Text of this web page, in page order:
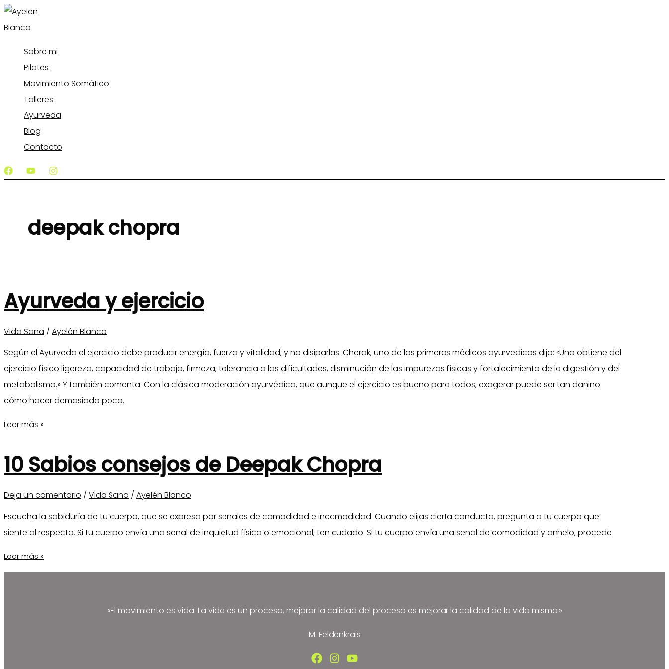
Ir
al
Sobre mi
Pilates
Movimiento Somático
Talleres
Ayurveda
Blog
Contacto
deepak chopra
Ayurveda y ejercicio
Vida Sana / Ayelén Blanco
Según el Ayurveda el ejercicio debe producir energía, fuerza y vitalidad, y no disiparlas. Cherak, uno de los primeros médicos ayurvedicos dijo: «Uno obtiene del
ejercicio físico ligereza, capacidad de trabajo, firmeza, tolerancia a las dificultades, disminución de las impurezas físicas y fortalecimiento de la digestión y del
metabolismo.» Y también comenta. Con la clásica moderación ayurvédica, que aunque el ejercicio es bueno para todos, exagerar puede ser tan dañino
cómo hacer demasiado poco.
Ayurveda
ejercicio
Leer más »
10 Sabios consejos de Deepak Chopra
Deja un comentario / Vida Sana / Ayelén Blanco
Escucha la sabiduría de tu cuerpo, que se expresa por señales de comodidad e incomodidad. Cuando elijas cierta conducta, pregunta a tu cuerpo que
siente al respecto. Si tu cuerpo envía una señal de inquietud física o emocional, ten cudado. Si tu cuerpo envía una señal de comodidad y anhelo, procede
10
Sabios
Leer más »
«El movimiento es vida. La vida es un proceso, mejorar la calidad del proceso es mejorar la calidad de la vida misma.»
M. Feldenkrais